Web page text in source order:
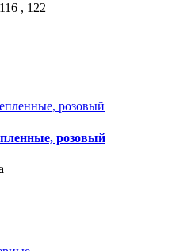
, 122
розовый